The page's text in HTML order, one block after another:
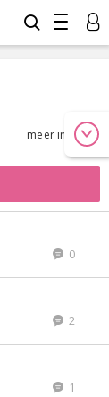
meer info
0
2
1